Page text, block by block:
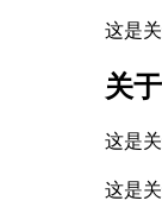
这是
关于
这是
这是